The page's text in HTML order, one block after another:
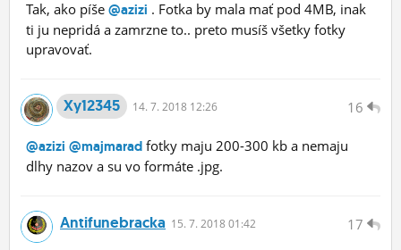
Tak, ako píše @azizi . Fotka by mala mať pod 4MB, inak
ti ju nepridá a zamrzne to.. preto musíš všetky fotky
upravovať.
16
Xy12345 14. 7. 2018 12:26
@azizi @majmarad fotky maju 200-300 kb a nemaju
dlhy nazov a su vo formáte .jpg.
17
Antifunebracka 15. 7. 2018 01:42